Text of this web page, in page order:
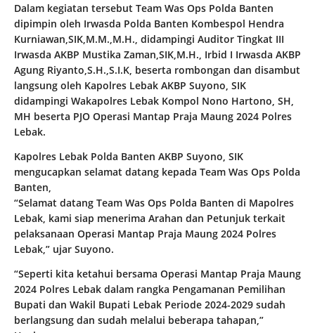
Dalam kegiatan tersebut Team Was Ops Polda Banten
dipimpin oleh Irwasda Polda Banten Kombespol Hendra
Kurniawan,SIK,M.M.,M.H., didampingi Auditor Tingkat III
Irwasda AKBP Mustika Zaman,SIK,M.H., Irbid I Irwasda AKBP
Agung Riyanto,S.H.,S.I.K, beserta rombongan dan disambut
langsung oleh Kapolres Lebak AKBP Suyono, SIK
didampingi Wakapolres Lebak Kompol Nono Hartono, SH,
MH beserta PJO Operasi Mantap Praja Maung 2024 Polres
Lebak.
Kapolres Lebak Polda Banten AKBP Suyono, SIK
mengucapkan selamat datang kepada Team Was Ops Polda
Banten,
“Selamat datang Team Was Ops Polda Banten di Mapolres
Lebak, kami siap menerima Arahan dan Petunjuk terkait
pelaksanaan Operasi Mantap Praja Maung 2024 Polres
Lebak,” ujar Suyono.
“Seperti kita ketahui bersama Operasi Mantap Praja Maung
2024 Polres Lebak dalam rangka Pengamanan Pemilihan
Bupati dan Wakil Bupati Lebak Periode 2024-2029 sudah
berlangsung dan sudah melalui beberapa tahapan,”